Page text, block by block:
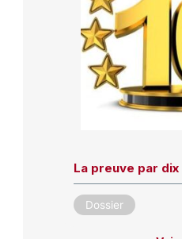
La preuve par dix
Dossier